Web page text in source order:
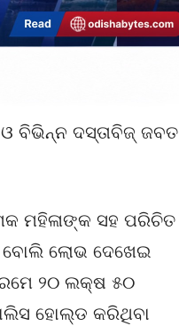
ବିଭିନ୍ନ ଦସ୍ତାବିଜ୍ ଜବତ
ମହିଳାଙ୍କ ସହ ପରିଚିତ
ବୋଲି ଲୋଭ ଦେଖେଇ
୨୦ ଲକ୍ଷ ୫୦
ହୋଲ୍ଡ କରିଥିବା